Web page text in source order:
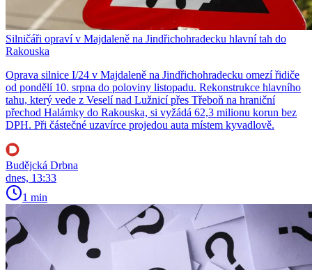
Silničáři opraví v Majdaleně na Jindřichohradecku hlavní tah do
Rakouska
Oprava silnice I/24 v Majdaleně na Jindřichohradecku omezí řidiče
od pondělí 10. srpna do poloviny listopadu. Rekonstrukce hlavního
tahu, který vede z Veselí nad Lužnicí přes Třeboň na hraniční
přechod Halámky do Rakouska, si vyžádá 62,3 milionu korun bez
DPH. Při částečné uzavírce projedou auta místem kyvadlově.
Budějcká Drbna
dnes, 13:33
1 min